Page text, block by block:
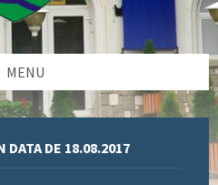
MENU
DATA DE 18.08.2017